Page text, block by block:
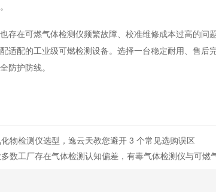
存在可燃气体检测仪频繁故障、校准维修成本过高的问
适配的工业级可燃检测设备。选择一台稳定耐用、售后
防护防线。
物检测仪选型，逸云天教您避开 3 个常见选购误区
数工厂存在气体检测认知偏差，有毒气体检测仪与可燃